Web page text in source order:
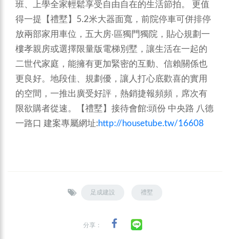
班、上學全家輕鬆享受自由自在的生活節拍。
更值
得一提【禮墅】5.2米大器面寬，前院停車可併排停
放兩部家用車位，五大房‧區獨門獨院，貼心規劃一
樓孝親房或選擇限量版電梯別墅，讓生活在一起的
二世代家庭，能擁有更加緊密的互動、信賴關係也
更良好。地段佳、規劃優，讓人打心底歡喜的實用
的空間，一推出廣受好評，熱銷捷報頻頻，席次有
限欲購者從速。【禮墅】接待會館:頭份 中央路 八德
一路口 建案專屬網址:http://housetube.tw/16608
足成建設 禮墅
分享：